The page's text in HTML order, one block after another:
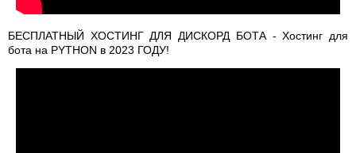
БЕСПЛАТНЫЙ ХОСТИНГ ДЛЯ ДИСКОРД БОТА - Хостинг для
бота на PYTHON в 2023 ГОДУ!